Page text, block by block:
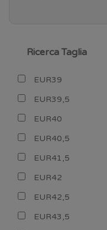
Ricerca Taglia
EUR39
EUR39,5
EUR40
EUR40,5
EUR41,5
EUR42
EUR42,5
EUR43,5